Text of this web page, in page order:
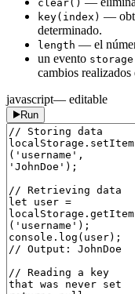
clear()
key(index) —
determinado.
length — el
un evento storage
cambios realizados
javascript— editable
Run